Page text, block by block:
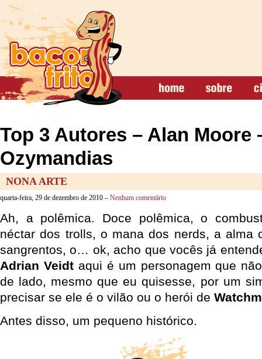
Top 3 Autores – Alan Moore
Ozymandias
NONA ARTE
quarta-feira, 29 de dezembro de 2010 – Nenhum comentário
Ah, a polêmica. Doce polêmica, o
néctar dos trolls, o mana dos nerds, a alma
sangrentos, o… ok, acho que vocês já
Adrian Veidtaqui é um personagem que
de lado, mesmo que eu quisesse, por um
precisar se ele é o vilão ou o herói de
Antes disso, um pequeno histórico.